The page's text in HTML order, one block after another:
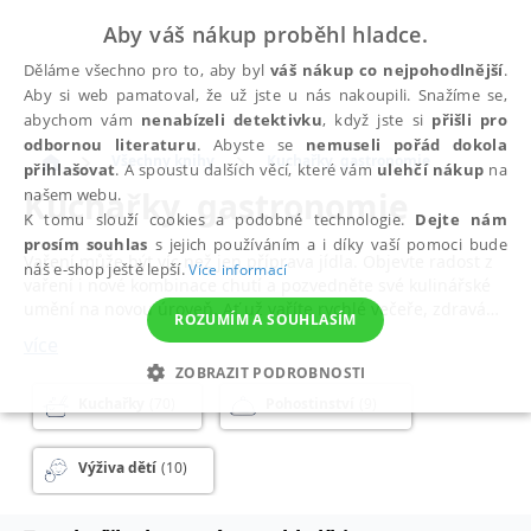
Všechny knihy Kuchařky, gastronomie
Kuchařky, gastronomie
Vaření může být víc než jen příprava jídla. Objevte radost z
vaření i nové kombinace chutí a pozvedněte své kulinářské
umění na novou úroveň. Ať už vaříte rychlé večeře, zdravá
jídla pro celou rodinu, nebo si chcete dopřát gurmánský
za krokem k dokonalému výsledku. V kategorii kuchařky a
slavnostní chvíle i kulinářské výzvy.
Milovníky tradiční české kuchyně potěší
recepty,zapomenutá středověká kuchyně
Výživa dětí (10)
Aby váš nákup proběhl hladce.
Děláme všechno pro to, aby bylváš nákup co nejpohodlnější.
Aby si web pamatoval, že už jste u nás nakoupili. Snažíme se,
abychom vám nenabízeli detektivku, když jste si přišli pro
odbornou literaturu. Abyste se nemuseli pořád dokola
přihlašovat. A spoustu dalších věcí, které vám ulehčí nákup na
našem webu.
K tomu slouží cookies a podobné technologie. Dejte nám
prosím souhlas s jejich používáním a i díky vaší pomoci bude
náš e-shop ještě lepší.Více informací
ROZUMÍM A SOUHLASÍM
ZOBRAZIT PODROBNOSTI
NEZBYTNÉ ANALYTICKÉ MARKETINGOVÉ
FUNKČNÍ